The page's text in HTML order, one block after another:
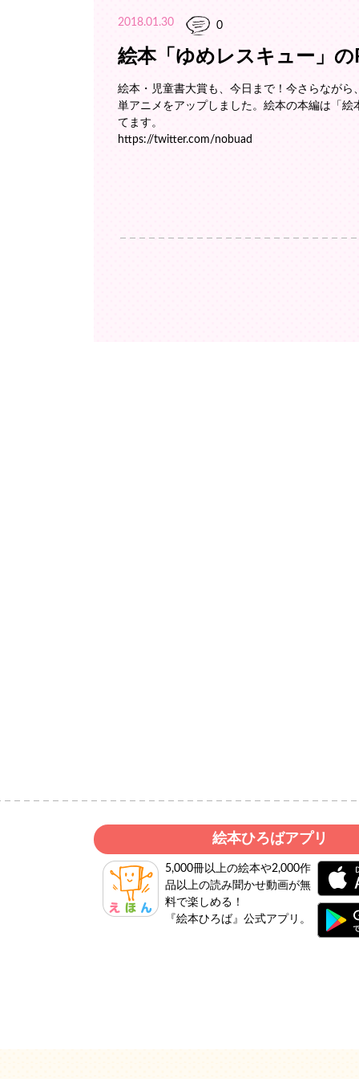
2018.01.30 0
絵本「ゆめレスキュー」の
絵本・児童書大賞も、今日まで！今さらなが
単アニメをアップしました。絵本の本編は「
てます。
https://twitter.com/nobuad
絵本ひろばアプリ
5,000冊以上の絵本や2,000作
品以上の読み聞かせ動画が無
料で楽しめる！
『絵本ひろば』公式アプリ。